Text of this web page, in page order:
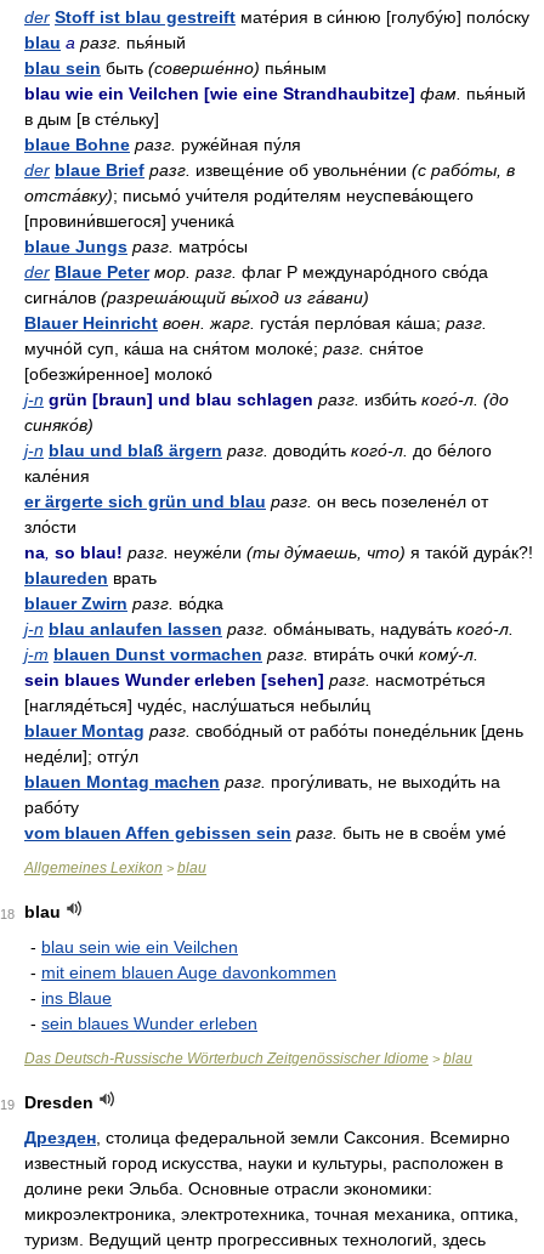
der Stoff ist blau gestreift мате́рия в си́нюю [голубу́ю] поло́ску
blau a разг. пья́ный
blau sein быть (соверше́нно) пья́ным
blau wie ein Veilchen [wie eine Strandhaubitze] фам. пья́ный
в дым [в сте́льку]
blaue Bohne разг. руже́йная пу́ля
der blaue Brief разг. извеще́ние об увольне́нии (с рабо́ты, в
отста́вку); письмо́ учи́теля роди́телям неуспева́ющего
[провини́вшегося] ученика́
blaue Jungs разг. матро́сы
der Blaue Peter мор. разг. флаг Р междунаро́дного сво́да
сигна́лов (разреша́ющий вы́ход из га́вани)
Blauer Heinricht воен. жарг. густа́я перло́вая ка́ша; разг.
мучно́й суп, ка́ша на сня́том молоке́; разг. сня́тое
[обезжи́ренное] молоко́
j-n grün [braun] und blau schlagen разг. изби́ть кого́-л. (до
синяко́в)
j-n blau und blaß ärgern разг. доводи́ть кого́-л. до бе́лого
кале́ния
er ärgerte sich grün und blau разг. он весь позелене́л от
зло́сти
na so blau! разг. неуже́ли (ты ду́маешь, что) я тако́й дура́к?!
blaureden врать
blauer Zwirn разг. во́дка
j-n blau anlaufen lassen разг. обма́нывать, надува́ть кого́-л.
j-m blauen Dunst vormachen разг. втира́ть очки́ кому́-л.
sein blaues Wunder erleben [sehen] разг. насмотре́ться
[нагляде́ться] чуде́с, наслу́шаться небыли́ц
blauer Montag разг. свобо́дный от рабо́ты понеде́льник [день
неде́ли]; отгу́л
blauen Montag machen разг. прогу́ливать, не выходи́ть на
рабо́ту
vom blauen Affen gebissen sein разг. быть не в своё́м уме́
Allgemeines Lexikon > blau
18
blau
- blau sein wie ein Veilchen
- mit einem blauen Auge davonkommen
- ins Blaue
- sein blaues Wunder erleben
Das Deutsch-Russische Wörterbuch Zeitgenössischer Idiome > blau
19
Dresden
Дрезден , столица федеральной земли Саксония. Всемирно
известный город искусства, науки и культуры, расположен в
долине реки Эльба. Основные отрасли экономики:
микроэлектроника, электротехника, точная механика, оптика,
туризм. Ведущий центр прогрессивных технологий, здесь